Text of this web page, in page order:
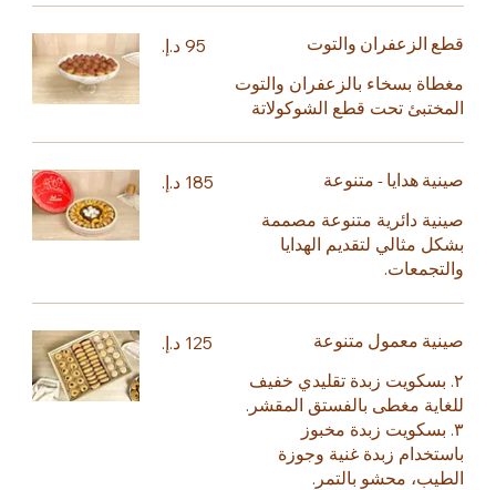
قطع الزعفران والتوت
مغطاة بسخاء بالزعفران والتوت
المختبئ تحت قطع الشوكولاتة
صينية هدايا - متنوعة
صينية دائرية متنوعة مصممة
بشكل مثالي لتقديم الهدايا
والتجمعات.
صينية معمول متنوعة
٢. بسكويت زبدة تقليدي خفيف
للغاية مغطى بالفستق المقشر.
٣. بسكويت زبدة مخبوز
باستخدام زبدة غنية وجوزة
الطيب، محشو بالتمر.